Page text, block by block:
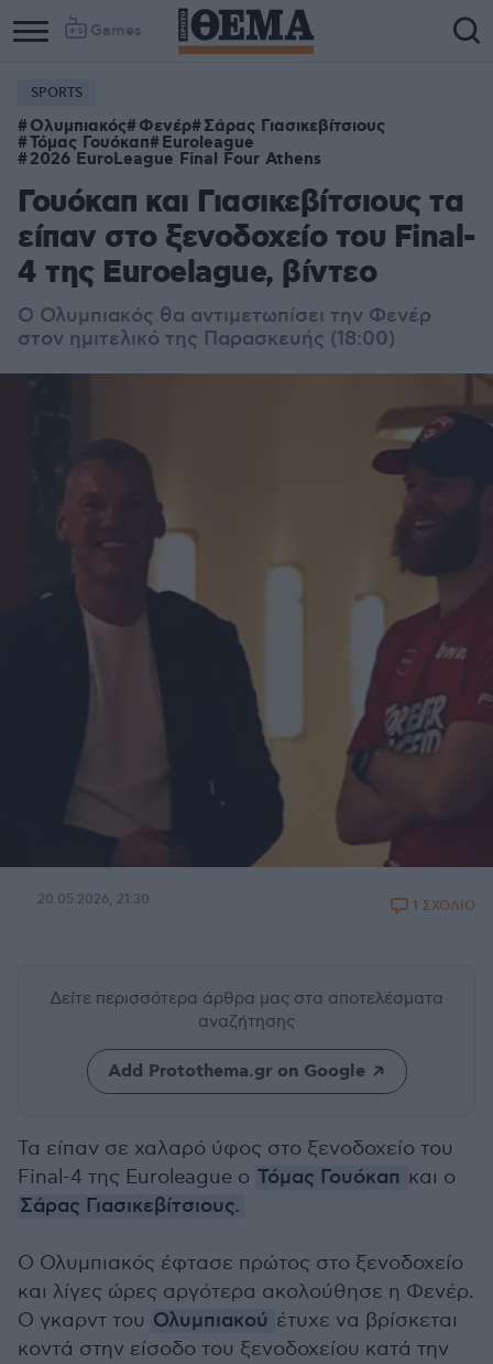
Games
SPORTS
Ολυμπιακός Φενέρ Σάρας Γιασικεβίτσιους
Τόμας Γουόκαπ Euroleague
2026 EuroLeague Final Four Athens
Γουόκαπ και Γιασικεβίτσιους τα
είπαν στο ξενοδοχείο του Final-
4 της Euroelague, βίντεο
Ο Ολυμπιακός θα αντιμετωπίσει την Φενέρ
στον ημιτελικό της Παρασκευής (18:00)
20.05.2026, 21:30 1 ΣΧΟΛΙΟ
Δείτε περισσότερα άρθρα μας στα αποτελέσματα
αναζήτησης
Add Protothema.gr on Google
Τα είπαν σε χαλαρό ύφος στο ξενοδοχείο του
Final-4 της Euroleague ο Τόμας Γουόκαπ και ο
Σάρας Γιασικεβίτσιους.
Ο Ολυμπιακός έφτασε πρώτος στο ξενοδοχείο
και λίγες ώρες αργότερα ακολούθησε η Φενέρ.
Ο γκαρντ του Ολυμπιακού έτυχε να βρίσκεται
κοντά στην είσοδο του ξενοδοχείου κατά την